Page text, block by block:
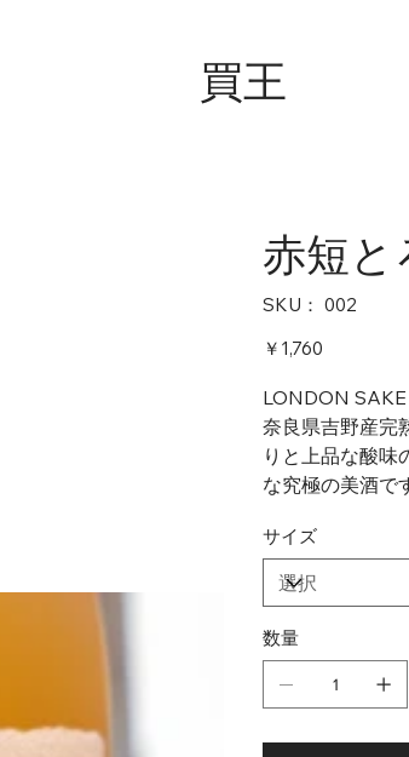
買王
赤短と
SKU：
SKU：
002
002
価￥1,760
LONDON
奈良県吉野産完
りと上品な酸味
な究極の美酒で
サイズ
数量